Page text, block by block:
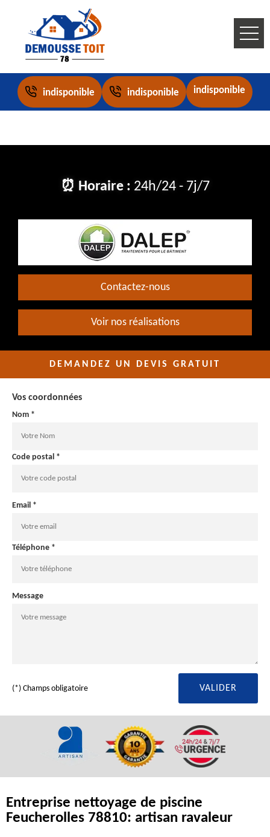
indisponible indisponible indisponible
⏰ Horaire : 24h/24 - 7j/7
Contactez-nous
Voir nos réalisations
DEMANDEZ UN DEVIS GRATUIT
Vos coordonnées
Nom *
Code postal *
Email *
Téléphone *
Message
(*) Champs obligatoire
Entreprise nettoyage de piscine
Feucherolles 78810: artisan ravaleur